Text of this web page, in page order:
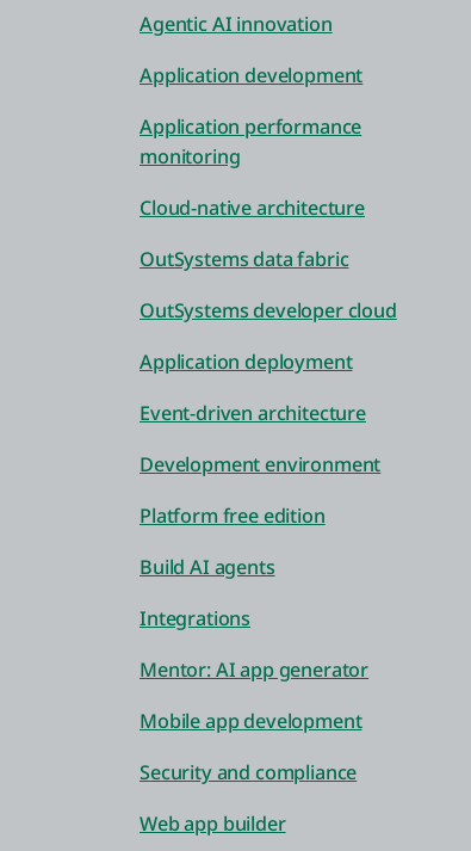
Agentic AI innovation
Application development
Application performance
monitoring
Cloud-native architecture
OutSystems data fabric
OutSystems developer cloud
Application deployment
Event-driven architecture
Development environment
Platform free edition
Build AI agents
Integrations
Mentor: AI app generator
Mobile app development
Security and compliance
Web app builder